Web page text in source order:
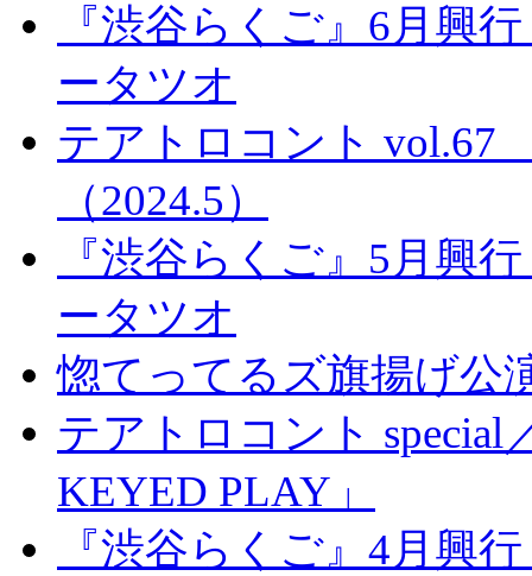
『渋谷らくご』6月興
ータツオ
テアトロコント
（2024.5）
『渋谷らくご』5月興
ータツオ
惚てってるズ旗揚げ公
テアトロコント special
KEYED PLAY」
『渋谷らくご』4月興